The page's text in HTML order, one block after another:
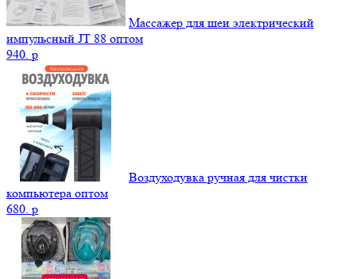
Массажер для шеи электрический
импульсный JT 88 оптом
940. p
Воздуходувка ручная для чистки
компьютера оптом
680. p